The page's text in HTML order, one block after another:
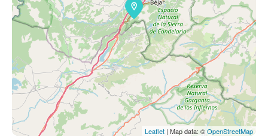
Leaflet | Map data: ©OpenStreetMap